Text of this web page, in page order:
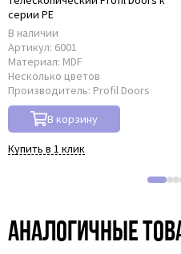
серии PE
В наличии
Артикул: 6001
Материал: MDF
Несколько цветов
Производитель: Profil Doors
В корзину
Купить в 1 клик
Аналогичные